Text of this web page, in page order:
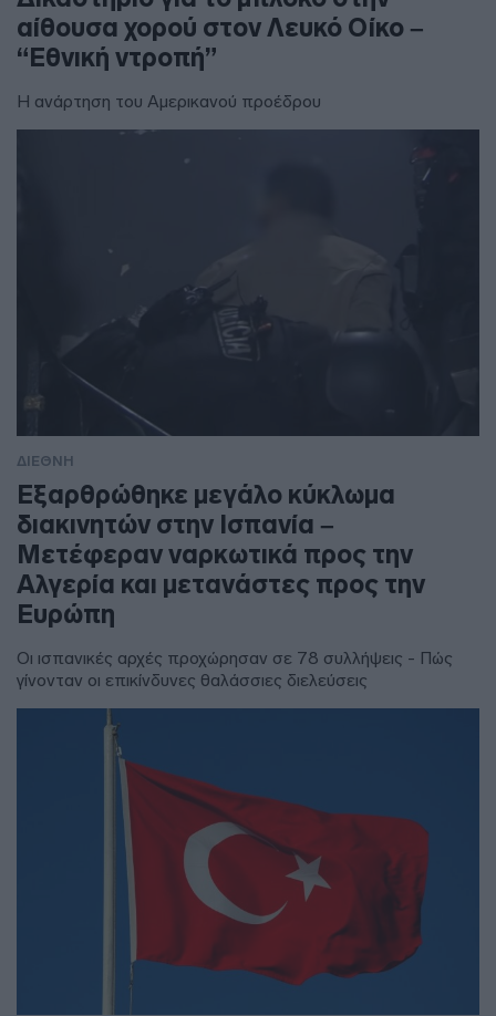
αίθουσα χορού στον Λευκό Οίκο –
“Εθνική ντροπή”
Η ανάρτηση του Αμερικανού προέδρου
ΔΙΕΘΝΗ
Εξαρθρώθηκε μεγάλο κύκλωμα
διακινητών στην Ισπανία –
Μετέφεραν ναρκωτικά προς την
Αλγερία και μετανάστες προς την
Ευρώπη
Οι ισπανικές αρχές προχώρησαν σε 78 συλλήψεις - Πώς
γίνονταν οι επικίνδυνες θαλάσσιες διελεύσεις